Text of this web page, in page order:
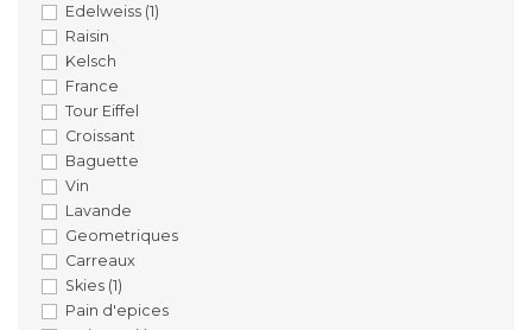
Edelweiss (1)
Raisin
Kelsch
France
Tour Eiffel
Croissant
Baguette
Vin
Lavande
Geometriques
Carreaux
Skies (1)
Pain d'epices